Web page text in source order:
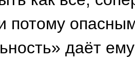
потому
даёт